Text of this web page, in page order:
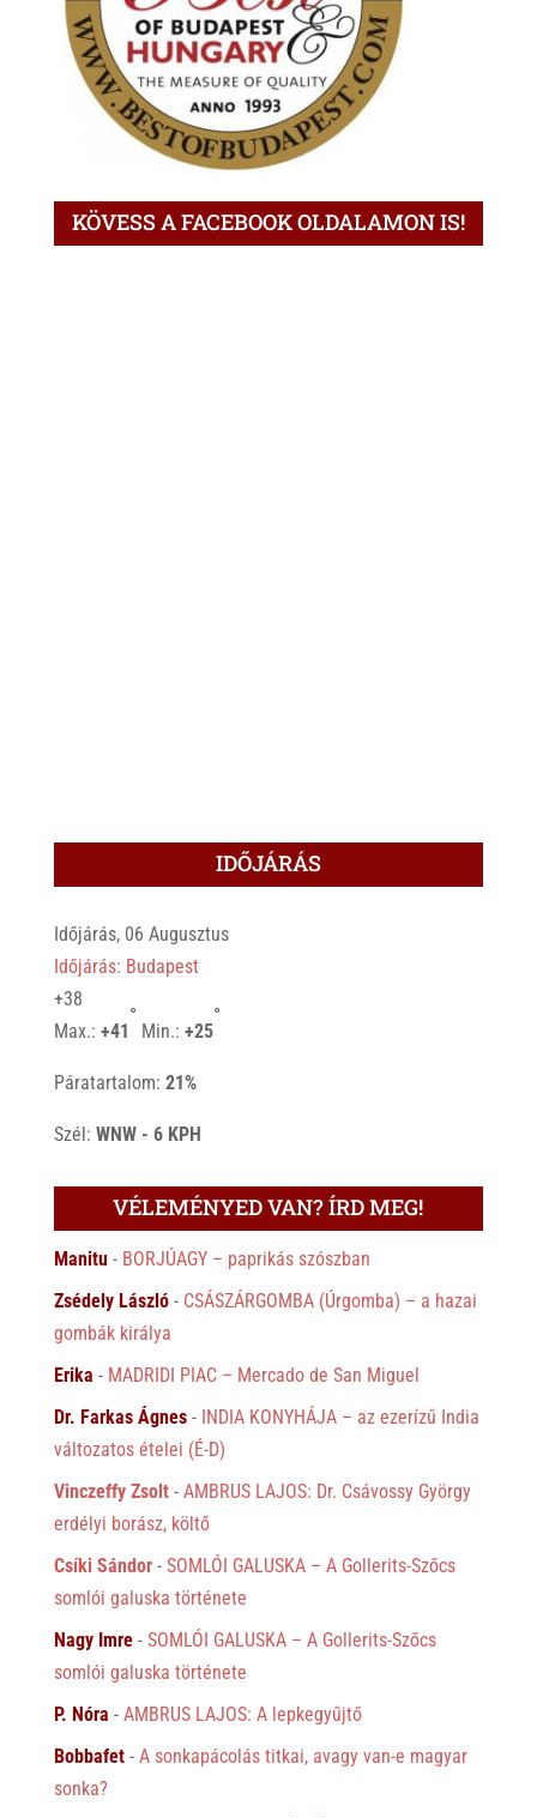
KÖVESS A FACEBOOK OLDALAMON IS!
IDŐJÁRÁS
Időjárás, 06 Augusztus
Időjárás: Budapest
+38
Max.: +41
°
Min.: +25
°
Páratartalom: 21%
Szél: WNW - 6 KPH
VÉLEMÉNYED VAN? ÍRD MEG!
Manitu- BORJÚAGY – paprikás szószban
Zsédely László- CSÁSZÁRGOMBA (Úrgomba) – a hazai
gombák királya
Erika - MADRIDI PIAC – Mercado de San Miguel
Dr. Farkas Ágnes- INDIA KONYHÁJA – az ezerízű India
változatos ételei (É-D)
Vinczeffy Zsolt- AMBRUS LAJOS: Dr. Csávossy György
erdélyi borász, költő
Csíki Sándor- SOMLÓI GALUSKA – A Gollerits-Szőcs
somlói galuska története
Nagy Imre- SOMLÓI GALUSKA – A Gollerits-Szőcs
somlói galuska története
P. Nóra - AMBRUS LAJOS: A lepkegyűjtő
Bobbafet- A sonkapácolás titkai, avagy van-e magyar
sonka?